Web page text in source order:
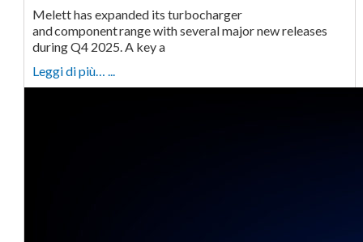
Melett has expanded its turbocharger
and component range with several major new releases
during Q4 2025. A key a
Leggi di più… ...